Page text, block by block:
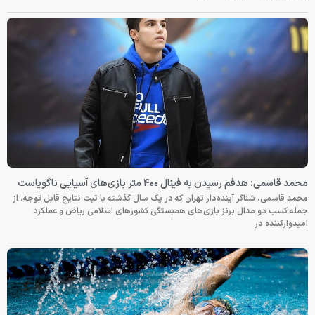
محمد قاسمی: هدفم رسیدن به فینال ۴۰۰ متر بازی‌های آسیایی ناگویاست
محمد قاسمی، شناگر آینده‌دار تهران که در یک سال گذشته با ثبت نتایج قابل توجه، از
جمله کسب دو مدال برنز بازی‌های همبستگی کشورهای اسلامی ریاض و عملکرد
امیدوارکننده در